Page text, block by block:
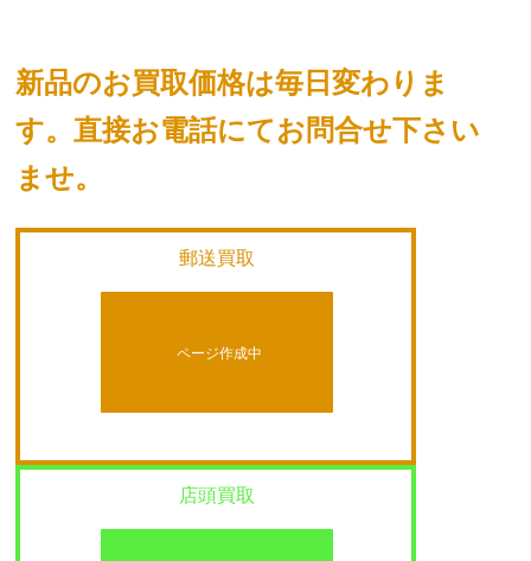
新品のお買取価格は毎日変わりま
す。 直接お電話にてお問合せ下さい
ませ。
郵送買取
ページ作成中
店頭買取